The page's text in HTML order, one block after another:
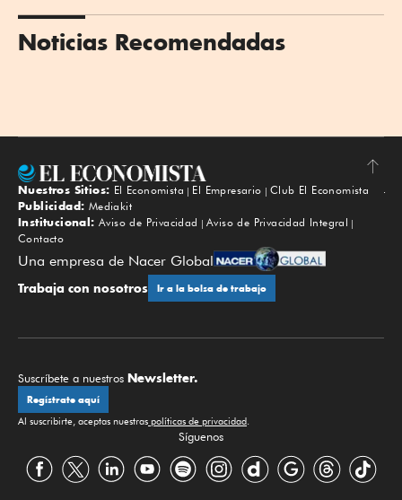
Noticias Recomendadas
Subir
Nuestros Sitios: El Economista El Empresario
Club El Economista
Publicidad: Mediakit
Institucional: Aviso de Privacidad
Aviso de Privacidad Integral
Contacto
Una empresa de Nacer Global
Trabaja con nosotros Ir a la bolsa de trabajo
Suscríbete a nuestros Newsletter.
Regístrate aquí
Al suscribirte, aceptas nuestras políticas de privacidad.
Síguenos